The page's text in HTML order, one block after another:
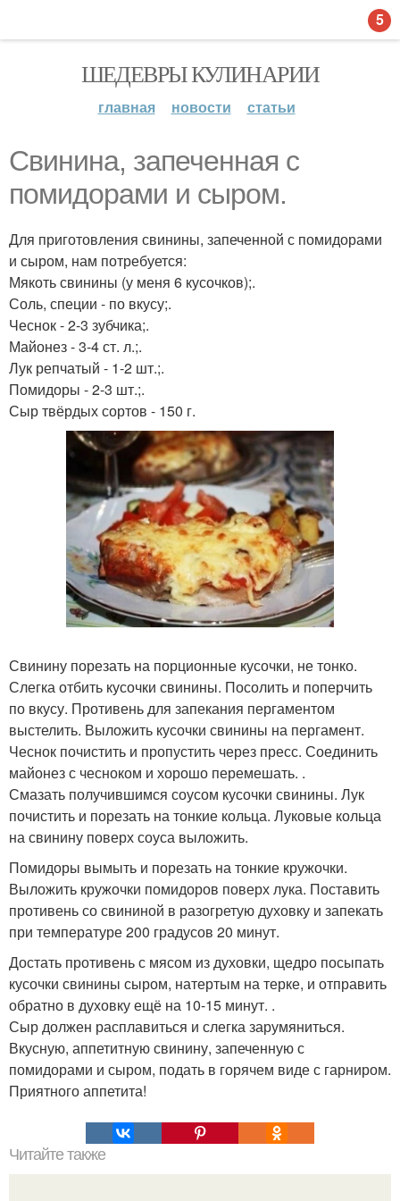
ШЕДЕВРЫ КУЛИНАРИИ
главная новости статьи
Свинина, запеченная с
помидорами и сыром.
Для приготовления свинины, запеченной с помидорами
и сыром, нам потребуется:
Мякоть свинины (у меня 6 кусочков);.
Соль, специи - по вкусу;.
Чеснок - 2-3 зубчика;.
Майонез - 3-4 ст. л.;.
Лук репчатый - 1-2 шт.;.
Помидоры - 2-3 шт.;.
Сыр твёрдых сортов - 150 г.
Свинину порезать на порционные кусочки, не тонко.
Слегка отбить кусочки свинины. Посолить и поперчить
по вкусу. Противень для запекания пергаментом
выстелить. Выложить кусочки свинины на пергамент.
Чеснок почистить и пропустить через пресс. Соединить
майонез с чесноком и хорошо перемешать. .
Смазать получившимся соусом кусочки свинины. Лук
почистить и порезать на тонкие кольца. Луковые кольца
на свинину поверх соуса выложить.
Помидоры вымыть и порезать на тонкие кружочки.
Выложить кружочки помидоров поверх лука. Поставить
противень со свининой в разогретую духовку и запекать
при температуре 200 градусов 20 минут.
Достать противень с мясом из духовки, щедро посыпать
кусочки свинины сыром, натертым на терке, и отправить
обратно в духовку ещё на 10-15 минут. .
Сыр должен расплавиться и слегка зарумяниться.
Вкусную, аппетитную свинину, запеченную с
помидорами и сыром, подать в горячем виде с гарниром.
Приятного аппетита!
Читайте также
5